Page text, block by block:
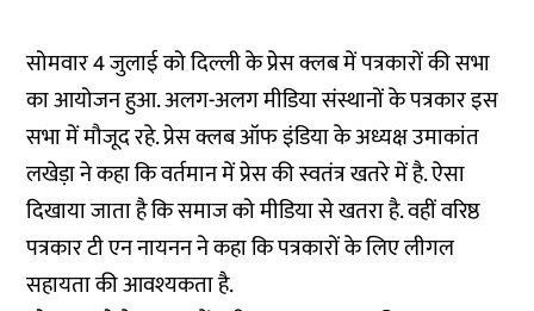
सोमवार 4 जुलाई को दिल्ली के प्रेस क्लब में पत्रकारों की सभा
का आयोजन हुआ. अलग-अलग मीडिया संस्थानों के पत्रकार इस
सभा में मौजूद रहे. प्रेस क्लब ऑफ इंडिया के अध्यक्ष उमाकांत
लखेड़ा ने कहा कि वर्तमान में प्रेस की स्वतंत्र खतरे में है. ऐसा
दिखाया जाता है कि समाज को मीडिया से खतरा है. वहीं वरिष्ठ
पत्रकार टी एन नायनन ने कहा कि पत्रकारों के लिए लीगल
सहायता की आवश्यकता है.